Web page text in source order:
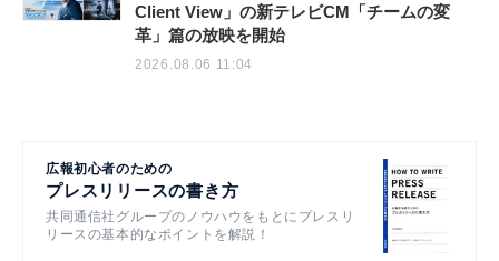
Client View」の新テレビCM「チームの変
革」篇の放映を開始
2026.08.06 11:04
広報初心者のための
プレスリリースの書き方
共同通信社グループのノウハウをもとにプレスリ
リースの基本的なポイントを解説！